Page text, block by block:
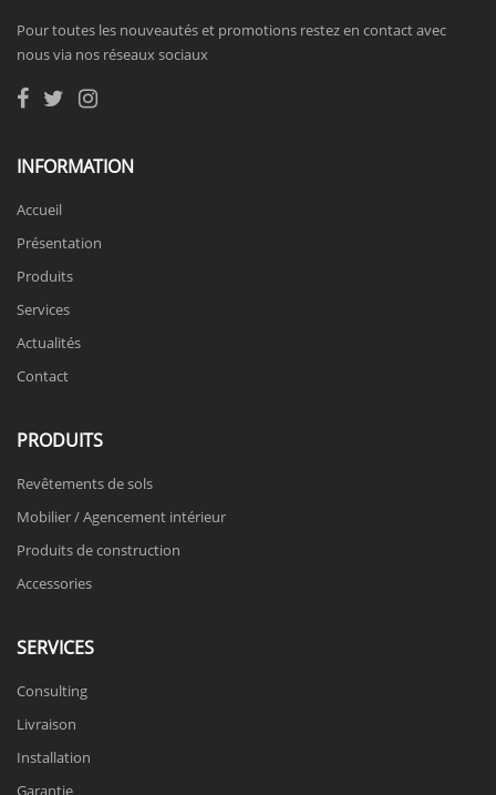
Pour toutes les nouveautés et promotions restez en contact avec
nous via nos réseaux sociaux
INFORMATION
Accueil
Présentation
Produits
Services
Actualités
Contact
PRODUITS
Revêtements de sols
Mobilier / Agencement intérieur
Produits de construction
Accessories
SERVICES
Consulting
Livraison
Installation
Garantie